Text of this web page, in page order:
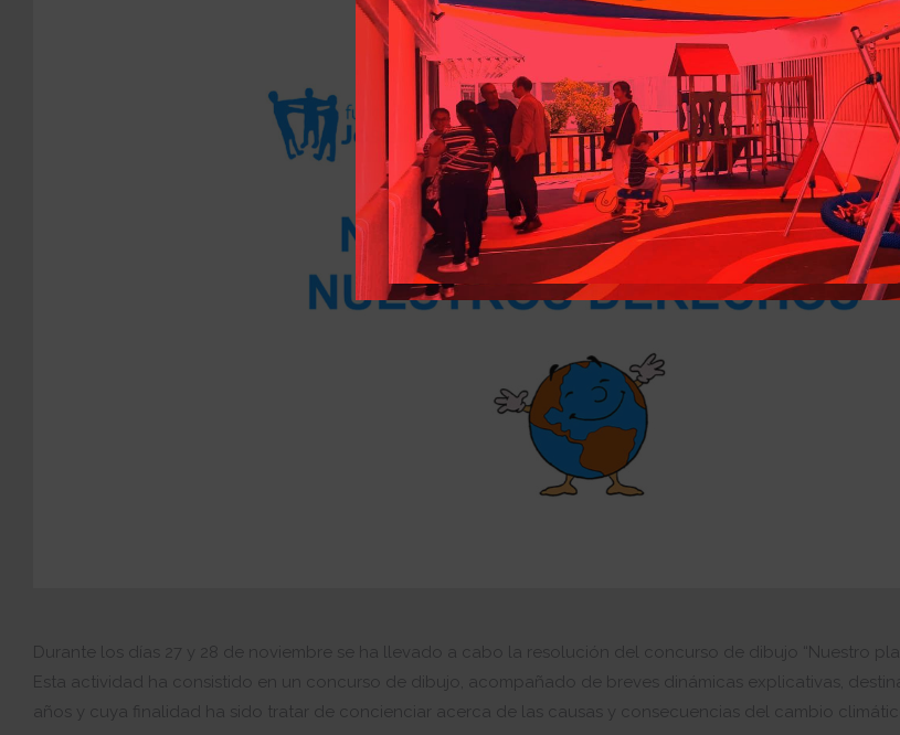
Durante los días 27 y 28 de noviembre se ha llevado a cabo la resolución del concurso de dibujo “Nuestro
Esta actividad ha consistido en un concurso de dibujo, acompañado de breves dinámicas explicativas,
años y cuya finalidad ha sido tratar de concienciar acerca de las causas y consecuencias del cambio